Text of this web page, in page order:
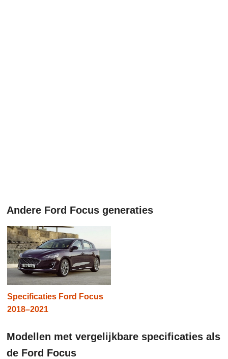
Andere Ford Focus generaties
Specificaties Ford Focus
2018–2021
Modellen met vergelijkbare specificaties als
de Ford Focus